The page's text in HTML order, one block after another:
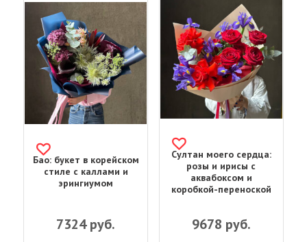
Бао: букет в корейском
стиле с каллами и
эрингиумом
7324руб.
Султан моего сердца:
розы и ирисы с
аквабоксом и
коробкой-переноской
9678 руб.